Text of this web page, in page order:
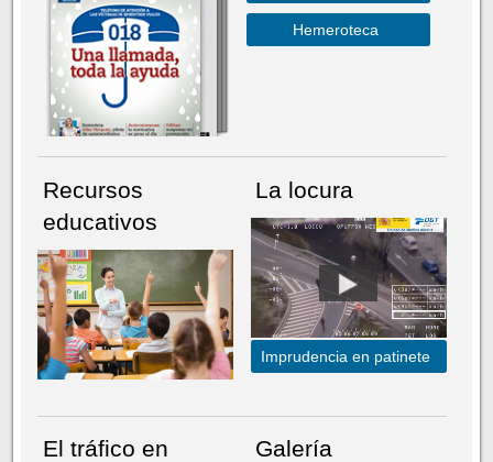
Hemeroteca
Recursos
educativos
La locura
Imprudencia en patinete
El tráfico en
Galería